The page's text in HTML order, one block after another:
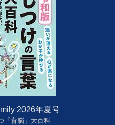
2026年夏号
「育脳」大百科